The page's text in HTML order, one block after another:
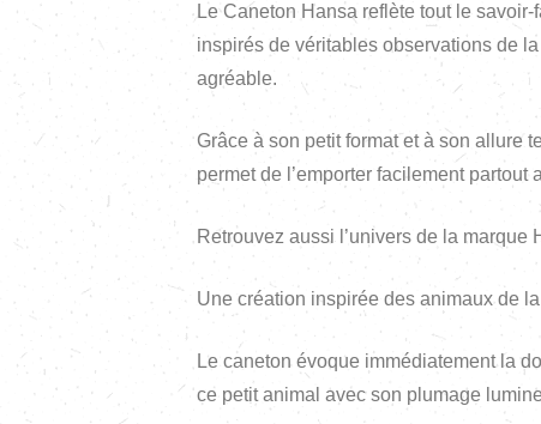
Le Caneton Hansa reflète tout le
inspirés de véritables observations de
agréable.
Grâce à son petit format et à son allure
permet de l’emporter facilement partout
Retrouvez aussi l’univers de la marque
Une création inspirée des animaux de
Le caneton évoque immédiatement la
ce petit animal avec son plumage